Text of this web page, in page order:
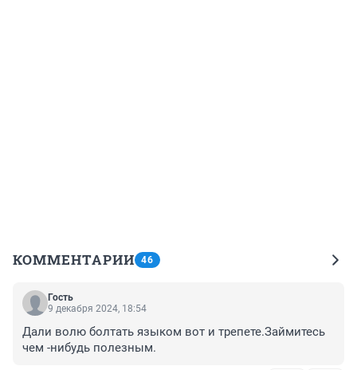
КОММЕНТАРИИ 46
Гость
9 декабря 2024, 18:54
Дали волю болтать языком вот и трепете.Займитесь
чем -нибудь полезным.